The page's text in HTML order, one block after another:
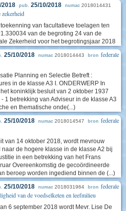
2018 pub. 25/10/2018 numac 2018014431
zekerheid
van facultatieve toelagen ten
van de begroting 24 van de
Zekerheid voor het begrotingsjaar 2018
25/10/2018 numac 2018014443 bron federale
Planning en Selectie Betreft :
in de klasse A3 I. ONDERWERP In
koninklijk besluit van 2 oktober 1937
1 betrekking van Adviseur in de klasse A3
en thematische onde(...)
25/10/2018 numac 2018014547 bron federale
van 14 oktober 2018, wordt mevrouw
de hogere klasse in de klasse A2 bij
in een betrekking van het Frans
Overeenkomstig de gecoördineerde
beroep worden ingediend binnen de (...)
25/10/2018 numac 2018031964 bron federale
van de voedselketen en leefmilieu
6 september 2018 wordt Mevr. Lise De